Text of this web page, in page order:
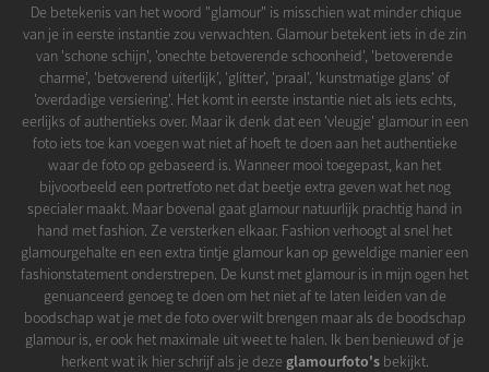
De betekenis van het woord "glamour" is misschien wat minder chique
van je in eerste instantie zou verwachten. Glamour betekent iets in de zin
van 'schone schijn', 'onechte betoverende schoonheid', 'betoverende
charme', 'betoverend uiterlijk', 'glitter', 'praal', 'kunstmatige glans' of
'overdadige versiering'. Het komt in eerste instantie niet als iets echts,
eerlijks of authentieks over. Maar ik denk dat een 'vleugje' glamour in een
foto iets toe kan voegen wat niet af hoeft te doen aan het authentieke
waar de foto op gebaseerd is. Wanneer mooi toegepast, kan het
bijvoorbeeld een portretfoto net dat beetje extra geven wat het nog
specialer maakt. Maar bovenal gaat glamour natuurlijk prachtig hand in
hand met fashion. Ze versterken elkaar. Fashion verhoogt al snel het
glamourgehalte en een extra tintje glamour kan op geweldige manier een
fashionstatement onderstrepen. De kunst met glamour is in mijn ogen het
genuanceerd genoeg te doen om het niet af te laten leiden van de
boodschap wat je met de foto over wilt brengen maar als de boodschap
glamour is, er ook het maximale uit weet te halen. Ik ben benieuwd of je
herkent wat ik hier schrijf als je deze glamourfoto'sbekijkt.